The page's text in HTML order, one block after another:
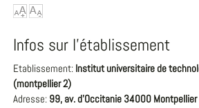
Infos sur l'établissement
Etablissement: Institut universitaire de
(montpellier 2)
Adresse: 99, av. d'Occitanie 34000